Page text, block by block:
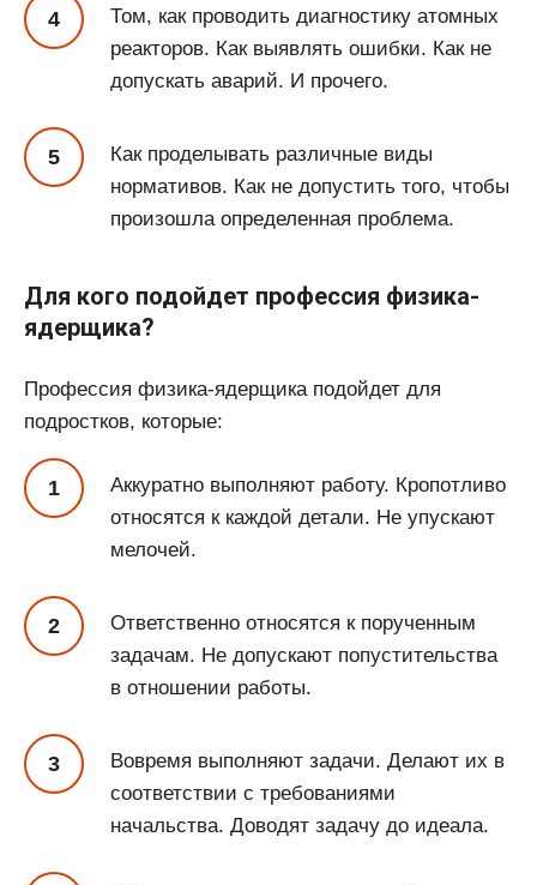
Том, как проводить диагностику атомных
реакторов. Как выявлять ошибки. Как не
допускать аварий. И прочего.
Как проделывать различные виды
нормативов. Как не допустить того, чтобы
произошла определенная проблема.
Для кого подойдет профессия физика-
ядерщика?
Профессия физика-ядерщика подойдет для
подростков, которые:
Аккуратно выполняют работу. Кропотливо
относятся к каждой детали. Не упускают
мелочей.
Ответственно относятся к порученным
задачам. Не допускают попустительства
в отношении работы.
Вовремя выполняют задачи. Делают их в
соответствии с требованиями
начальства. Доводят задачу до идеала.